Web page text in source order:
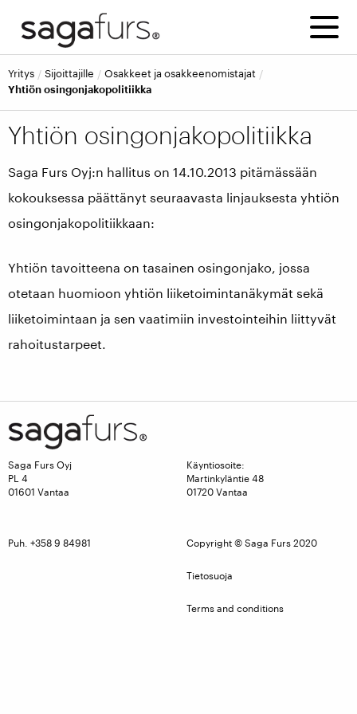
Yritys Sijoittajille
Osakkeet ja osakkeenomistajat
Yhtiön osingonjakopolitiikka
Yhtiön osingonjakopolitiikka
Saga Furs Oyj:n hallitus on 14.10.2013 pitämässään
kokouksessa päättänyt seuraavasta linjauksesta yhtiön
osingonjakopolitiikkaan:
Yhtiön tavoitteena on tasainen osingonjako, jossa
otetaan huomioon yhtiön liiketoimintanäkymät sekä
liiketoimintaan ja sen vaatimiin investointeihin liittyvät
rahoitustarpeet.
Saga Furs Oyj
PL 4
01601 Vantaa
Käyntiosoite:
Martinkyläntie 48
01720 Vantaa
Puh. +358 9 84981 Copyright © Saga Furs 2020
Tietosuoja
Terms and conditions